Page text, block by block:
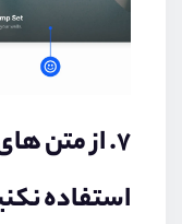
۷. از متن
استفاده